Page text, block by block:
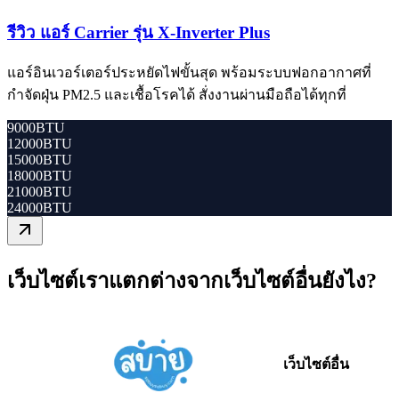
รีวิว แอร์ Carrier รุ่น X-Inverter Plus
แอร์อินเวอร์เตอร์ประหยัดไฟขั้นสุด พร้อมระบบฟอกอากาศที่
กำจัดฝุ่น PM2.5 และเชื้อโรคได้ สั่งงานผ่านมือถือได้ทุกที่
9000BTU
12000BTU
15000BTU
18000BTU
21000BTU
24000BTU
เว็บไซต์เราแตกต่างจากเว็บไซต์อื่นยังไง?
เว็บไซต์อื่น